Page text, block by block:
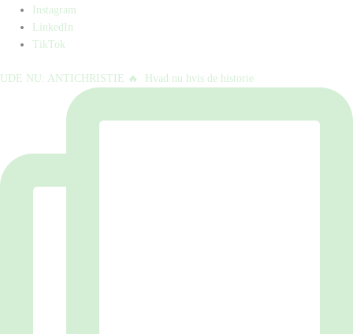
Instagram
LinkedIn
TikTok
UDE NU: ANTICHRISTIE 🔥⁠ ⁠ Hvad nu hvis de historie